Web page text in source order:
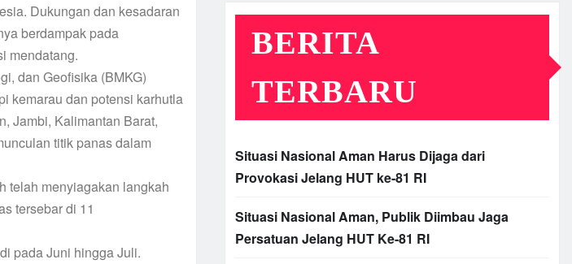
Dukungan dan kesadaran
berdampak pada
mendatang.
dan Geofisika (BMKG)
kemarau dan potensi karhutla
Jambi, Kalimantan Barat,
titik panas dalam
telah menyiagakan langkah
tersebar di 11
pada Juni hingga Juli.
BERITA
TERBARU
Situasi Nasional Aman Harus Dijaga dari
Provokasi Jelang HUT ke-81 RI
Situasi Nasional Aman, Publik Diimbau Jaga
Persatuan Jelang HUT Ke-81 RI